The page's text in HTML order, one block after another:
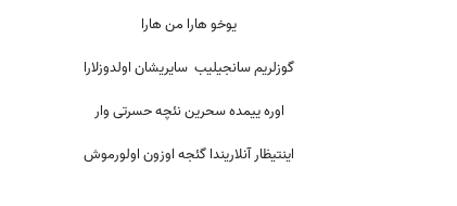
یوخو هارا من هارا
گوزلریم سانجیلیب سایریشان اولدوزلارا
اوره ییمده سحرین نئچه حسرتی وار
اینتیظار آنلاریندا گئجه اوزون اولورموش